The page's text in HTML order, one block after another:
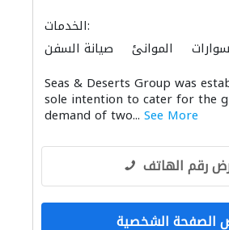
الخدمات:
صيانة السفن
الموانئ
Seas & Deserts Group was
sole intention to cater for the
demand of two... See More
رقم الهاتف
الصفحة الشخصية